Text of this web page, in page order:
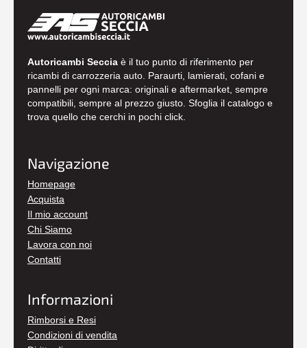
Autoricambi Seccia è il tuo punto di riferimento per
ricambi di carrozzeria auto. Paraurti, lamierati, cofani e
pannelli per ogni marca: originali e aftermarket, sempre
compatibili, sempre al prezzo giusto. Sfoglia il catalogo e
trova quello che cerchi in pochi click.
Navigazione
Homepage
Acquista
Il mio account
Chi Siamo
Lavora con noi
Contatti
Informazioni
Rimborsi e Resi
Condizioni di vendita